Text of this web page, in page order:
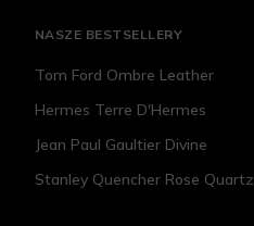
NASZE BESTSELLERY
Tom Ford Ombre Leather
Hermes Terre D'Hermes
Jean Paul Gaultier Divine
Stanley Quencher Rose Quartz